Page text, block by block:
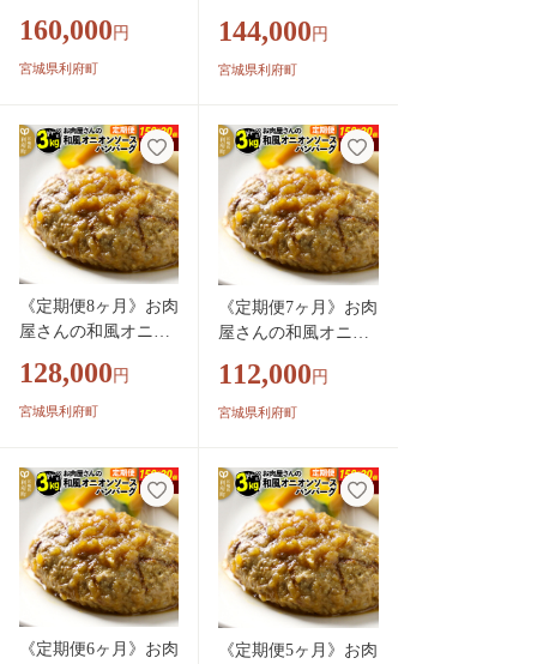
グ (150g×20個)×10回
[大容量 ハンバーグ
湯煎 個別包装 小分
お弁当 便利 お試し]
160,000 円
宮城県利府町
(150g×20個)×9回 [大
容量 ハンバーグ 肉
煎 個別包装 小分 お
弁当 便利 お試し]
144,000 円
宮城県利府町
《定期便8ヶ月》お肉
屋さんの和風オニオ
(150g×20個)×8回 [大
容量 ハンバーグ 肉
煎 個別包装 小分 お
弁当 便利 お試し]
128,000 円
宮城県利府町
《定期便7ヶ月》お肉
屋さんの和風オニオ
(150g×20個)×7回 [大
容量 ハンバーグ 肉
煎 個別包装 小分 お
弁当 便利 お試し]
112,000 円
宮城県利府町
《定期便6ヶ月》お肉 《定期便5ヶ月》お肉